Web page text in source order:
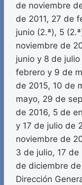
de noviembre
de 2011, 27 de
junio (2.ª), 5
noviembre de
junio y 8 de
febrero y 9 de
de 2015, 10 de
mayo, 29 de
de 2016, 5 de
y 17 de julio de
noviembre de
3 de julio, 17 de
de diciembre
Dirección